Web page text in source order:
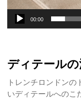
00:00
ディテールの
トレンチロンドン
いディテールへのこ